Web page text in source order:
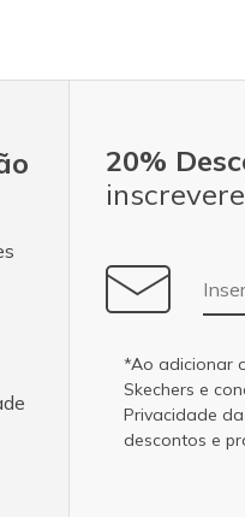
20%
*Ao adicionar
Skechers e
Privacidade
descontos e